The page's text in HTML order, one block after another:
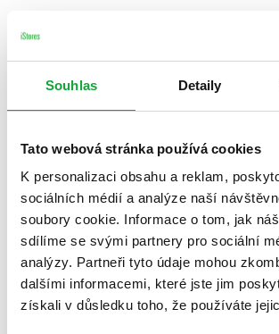
Souhlas Detaily
Tato webová stránka používá cookies
K personalizaci obsahu a reklam,
sociálních médií a analýze naší
soubory cookie. Informace o tom, jak
sdílíme se svými partnery pro sociální
analýzy. Partneři tyto údaje mohou
dalšími informacemi, které jste jim
získali v důsledku toho, že používáte